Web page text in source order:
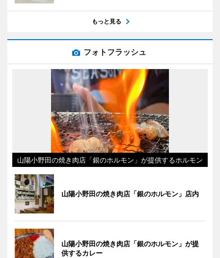
もっと見る
フォトフラッシュ
山陽小野田の焼き肉店「銀のホルモン」が提供するホルモン
山陽小野田の焼き肉店「銀のホルモン」店内
山陽小野田の焼き肉店「銀のホルモン」が提
供するカレー